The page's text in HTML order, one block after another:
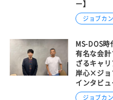
ジョブカン
ー】
ジョブカン
MS-DOS
有名な会計
ざるキャ
岸心×ジョ
インタビ